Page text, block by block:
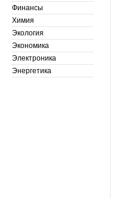
Финансы
Химия
Экология
Экономика
Электроника
Энергетика